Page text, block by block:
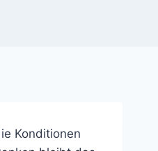
Konditionen